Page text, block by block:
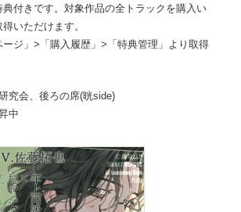
典付きです。対象作品の全トラックを購入い
いただけます。
ジ」>「購入履歴」>「特典管理」より取得
究会、後ろの席(晄side)
中